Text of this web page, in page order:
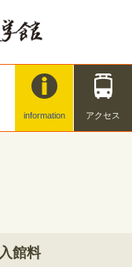
information アクセス
館料